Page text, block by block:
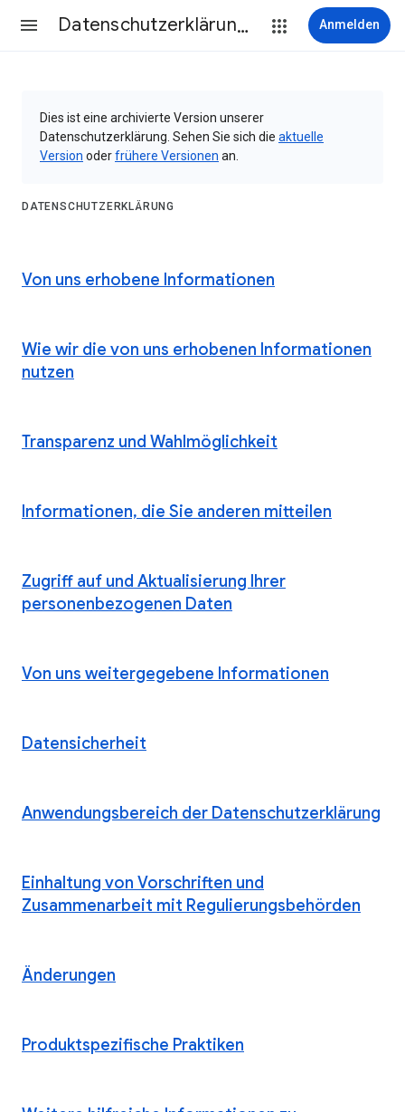
Datenschutzerklärung & Nutzungsbedingungen Anmelden
Dies ist eine archivierte Version unserer
Datenschutzerklärung. Sehen Sie sich die aktuelle
Version oderfrühere Versionen an.
DATENSCHUTZERKLÄRUNG
Von uns erhobene Informationen
Wie wir die von uns erhobenen Informationen
nutzen
Transparenz und Wahlmöglichkeit
Informationen, die Sie anderen mitteilen
Zugriff auf und Aktualisierung Ihrer
personenbezogenen Daten
Von uns weitergegebene Informationen
Datensicherheit
Anwendungsbereich der Datenschutzerklärung
Einhaltung von Vorschriften und
Zusammenarbeit mit Regulierungsbehörden
Änderungen
Produktspezifische Praktiken